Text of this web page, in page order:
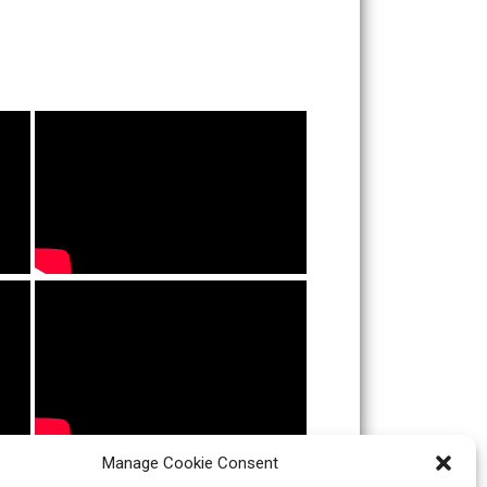
Manage Cookie Consent